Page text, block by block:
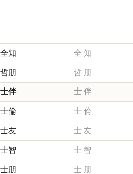
全知 全 知
哲朋 哲 朋
士伴 士 伴
士倫 士 倫
士友 士 友
士智 士 智
士朋 士 朋